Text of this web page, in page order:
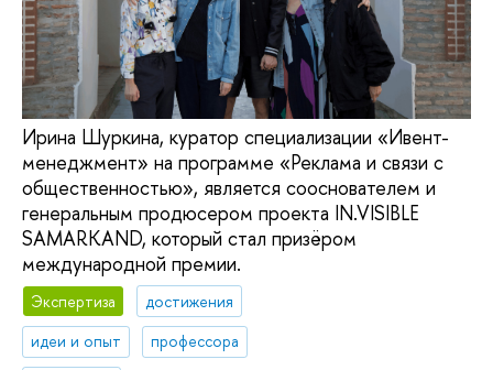
Ирина Шуркина, куратор специализации «Ивент-
менеджмент» на программе «Реклама и связи с
общественностью», является сооснователем и
генеральным продюсером проекта IN.VISIBLE
SAMARKAND, который стал призёром
международной премии.
Экспертиза
достижения
идеи и опыт
профессора